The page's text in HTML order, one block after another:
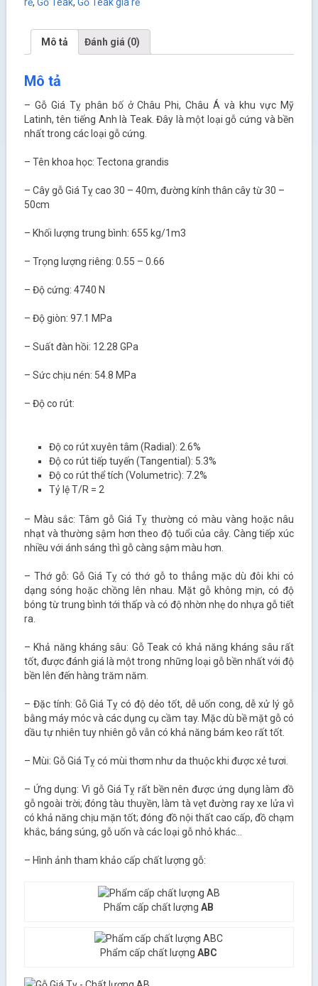
rẻ, Gỗ Teak, Gỗ Teak giá rẻ
Mô tả Đánh giá (0)
Mô tả
– Gỗ Giá Tỵ phân bố ở Châu Phi, Châu Á và khu vực Mỹ
Latinh, tên tiếng Anh là Teak. Đây là một loại gỗ cứng và bền
nhất trong các loại gỗ cứng.
– Tên khoa học: Tectona grandis
– Cây gỗ Giá Tỵ cao 30 – 40m, đường kính thân cây từ 30 –
50cm
– Khối lượng trung bình: 655 kg/1m3
– Trọng lượng riêng: 0.55 – 0.66
– Độ cứng: 4740 N
– Độ giòn: 97.1 MPa
– Suất đàn hồi: 12.28 GPa
– Sức chịu nén: 54.8 MPa
– Độ co rút:
Độ co rút xuyên tâm (Radial): 2.6%
Độ co rút tiếp tuyến (Tangential): 5.3%
Độ co rút thể tích (Volumetric): 7.2%
Tỷ lệ T/R = 2
– Màu sắc: Tâm gỗ Giá Tỵ thường có màu vàng hoặc nâu
nhạt và thường sậm hơn theo độ tuổi của cây. Càng tiếp xúc
nhiều với ánh sáng thì gỗ càng sậm màu hơn.
– Thớ gỗ: Gỗ Giá Tỵ có thớ gỗ to thẳng mặc dù đôi khi có
dạng sóng hoặc chồng lên nhau. Mặt gỗ không mịn, có độ
bóng từ trung bình tới thấp và có độ nhờn nhẹ do nhựa gỗ tiết
ra.
– Khả năng kháng sâu: Gỗ Teak có khả năng kháng sâu rất
tốt, được đánh giá là một trong những loại gỗ bền nhất với độ
bền lên đến hàng trăm năm.
– Đặc tính: Gỗ Giá Tỵ có độ dẻo tốt, dễ uốn cong, dễ xử lý gỗ
bằng máy móc và các dụng cụ cầm tay. Mặc dù bề mặt gỗ có
dầu tự nhiên tuy nhiên gỗ vẫn có khả năng bám keo rất tốt.
– Mùi: Gỗ Giá Tỵ có mùi thơm như da thuộc khi được xẻ tươi.
– Ứng dụng: Vì gỗ Giá Tỵ rất bền nên được ứng dụng làm đồ
gỗ ngoài trời; đóng tàu thuyền, làm tà vẹt đường ray xe lửa vì
có khả năng chịu mặn tốt; đóng đồ nội thất cao cấp, đồ chạm
khắc, báng súng, gỗ uốn và các loại gỗ nhỏ khác…
– Hình ảnh tham khảo cấp chất lượng gỗ:
Phẩm cấp chất lượngAB
Phẩm cấp chất lượngABC